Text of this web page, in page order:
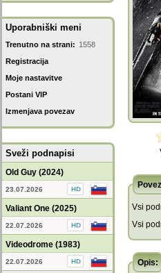
Uporabniški meni
Trenutno na strani: 1558
Registracija
Moje nastavitve
Postani VIP
Izmenjava povezav
Sveži podnapisi
Old Guy (2024)
23.07.2026
Valiant One (2025)
22.07.2026
Videodrome (1983)
22.07.2026
Vsi
Vsi
Opis: